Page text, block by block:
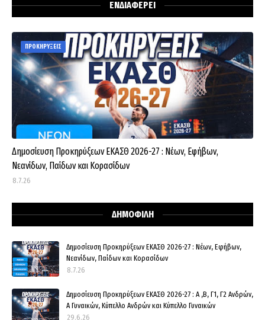
ΕΝΔΙΑΦΕΡΕΙ
ΠΡΟΚΗΡΥΞΕΙΣ
Δημοσίευση Προκηρύξεων ΕΚΑΣΘ 2026-27 : Νέων, Εφήβων,
Νεανίδων, Παίδων και Κορασίδων
8.7.26
ΔΗΜΟΦΙΛΗ
Δημοσίευση Προκηρύξεων ΕΚΑΣΘ 2026-27 : Νέων, Εφήβων,
Νεανίδων, Παίδων και Κορασίδων
8.7.26
Δημοσίευση Προκηρύξεων ΕΚΑΣΘ 2026-27 : Α ,Β, Γ1, Γ2 Ανδρών,
Α Γυναικών, Κύπελλο Ανδρών και Κύπελλο Γυναικών
29.6.26